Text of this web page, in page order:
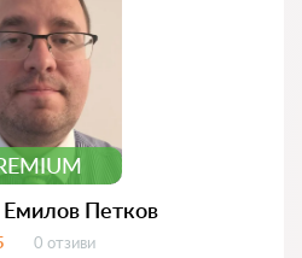
Петков
Отзиви:
0 отзиви